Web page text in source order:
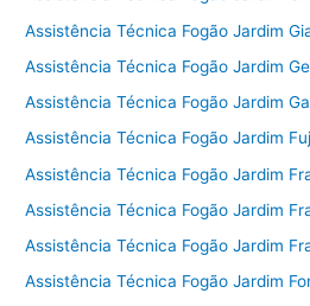
Assistência Técnica Fogão Jardim
Assistência Técnica Fogão Jardim
Assistência Técnica Fogão Jardim
Assistência Técnica Fogão Jardim
Assistência Técnica Fogão Jardim
Assistência Técnica Fogão Jardim
Assistência Técnica Fogão Jardim
Assistência Técnica Fogão Jardim